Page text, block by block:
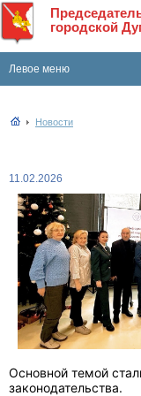
городской
Левое меню
Новости
11.02.2026
Основной темой
законодательства.